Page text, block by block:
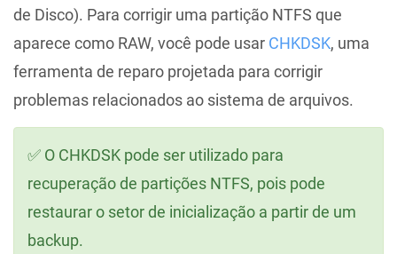
de Disco). Para corrigir uma partição NTFS que
aparece como RAW, você pode usar CHKDSK, uma
ferramenta de reparo projetada para corrigir
problemas relacionados ao sistema de arquivos.
✅ O CHKDSK pode ser utilizado para
recuperação de partições NTFS, pois pode
restaurar o setor de inicialização a partir de um
backup.